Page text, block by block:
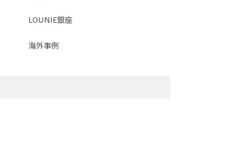
LOUNIE銀座
海外事例